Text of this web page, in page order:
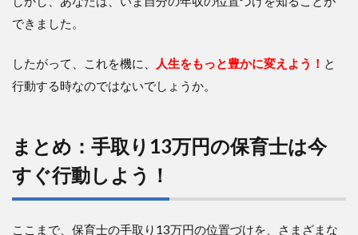
できました。
したがって、これを機に、 人生をもっと豊かに変えよう！ と
行動する時なのではないでしょうか。
まとめ：手取り 13万円の保育士は今
すぐ行動しよう！
ここまで、保育士の手取り13万円の位置づけを、さまざまな